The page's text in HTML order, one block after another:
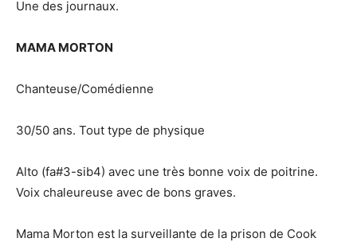
Une des journaux.
MAMA MORTON
Chanteuse/Comédienne
30/50 ans. Tout type de physique
Alto (fa#3-sib4) avec une très bonne voix de poitrine.
Voix chaleureuse avec de bons graves.
Mama Morton est la surveillante de la prison de Cook